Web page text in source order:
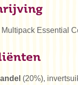
Multipack Essential
(20%),